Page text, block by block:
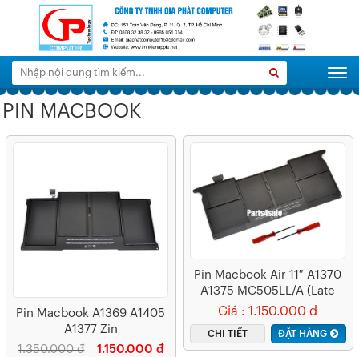
Tìm
kiếm:
PIN MACBOOK
Pin Macbook A1369 A1405
A1377 Zin
1.150.000 đ
1.350.000 đ
Pin Macbook Air 11″ A1370
A1375 MC505LL/A (Late
2010) – A1375 (ZIN) – 6
CELL
Giá : 1.150.000 đ
CHI TIẾT ĐẶT HÀNG